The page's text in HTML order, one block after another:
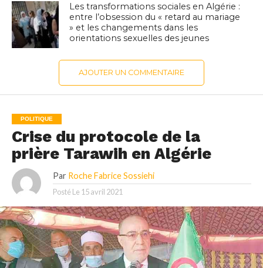
Les transformations sociales en Algérie :
entre l’obsession du « retard au mariage
» et les changements dans les
orientations sexuelles des jeunes
AJOUTER UN COMMENTAIRE
POLITIQUE
Crise du protocole de la
prière Tarawih en Algérie
Par Roche Fabrice Sossiehi
Posté Le 15 avril 2021